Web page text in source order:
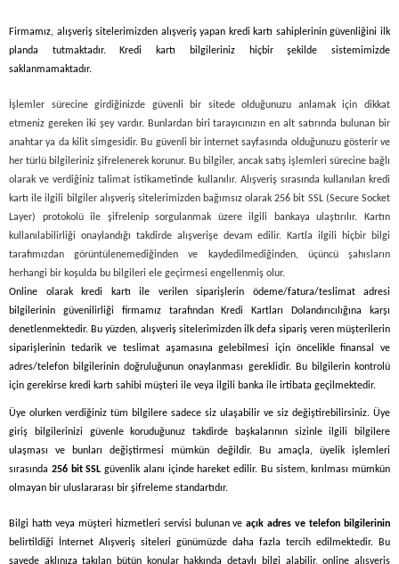
Firmamız, alışveriş sitelerimizden alışveriş yapan kredi kartı sahiplerinin güvenliğini ilk
planda tutmaktadır. Kredi kartı bilgileriniz hiçbir şekilde sistemimizde
saklanmamaktadır.
İşlemler sürecine girdiğinizde güvenli bir sitede olduğunuzu anlamak için dikkat
etmeniz gereken iki şey vardır. Bunlardan biri tarayıcınızın en alt satırında bulunan bir
anahtar ya da kilit simgesidir. Bu güvenli bir internet sayfasında olduğunuzu gösterir ve
her türlü bilgileriniz şifrelenerek korunur. Bu bilgiler, ancak satış işlemleri sürecine bağlı
olarak ve verdiğiniz talimat istikametinde kullanılır. Alışveriş sırasında kullanılan kredi
kartı ile ilgili bilgiler alışveriş sitelerimizden bağımsız olarak 256 bit SSL (Secure Socket
Layer) protokolü ile şifrelenip sorgulanmak üzere ilgili bankaya ulaştırılır. Kartın
kullanılabilirliği onaylandığı takdirde alışverişe devam edilir. Kartla ilgili hiçbir bilgi
tarafımızdan görüntülenemediğinden ve kaydedilmediğinden, üçüncü şahısların
herhangi bir koşulda bu bilgileri ele geçirmesi engellenmiş olur.
Online olarak kredi kartı ile verilen siparişlerin ödeme/fatura/teslimat adresi
bilgilerinin güvenilirliği firmamız tarafından Kredi Kartları Dolandırıcılığına karşı
denetlenmektedir. Bu yüzden, alışveriş sitelerimizden ilk defa sipariş veren müşterilerin
siparişlerinin tedarik ve teslimat aşamasına gelebilmesi için öncelikle finansal ve
adres/telefon bilgilerinin doğruluğunun onaylanması gereklidir. Bu bilgilerin kontrolü
için gerekirse kredi kartı sahibi müşteri ile veya ilgili banka ile irtibata geçilmektedir.
Üye olurken verdiğiniz tüm bilgilere sadece siz ulaşabilir ve siz değiştirebilirsiniz. Üye
giriş bilgilerinizi güvenle koruduğunuz takdirde başkalarının sizinle ilgili bilgilere
ulaşması ve bunları değiştirmesi mümkün değildir. Bu amaçla, üyelik işlemleri
sırasında 256 bit SSL güvenlik alanı içinde hareket edilir. Bu sistem, kırılması mümkün
olmayan bir uluslararası bir şifreleme standartıdır.
Bilgi hattı veya müşteri hizmetleri servisi bulunan veaçık adres ve telefon bilgilerinin
belirtildiği İnternet Alışveriş siteleri günümüzde daha fazla tercih edilmektedir. Bu
sayede aklınıza takılan bütün konular hakkında detaylı bilgi alabilir, online alışveriş